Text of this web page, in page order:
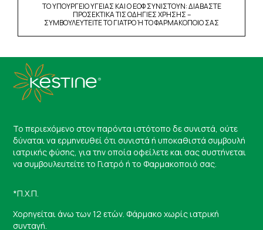
ΤΟ ΥΠΟΥΡΓΕΙΟ ΥΓΕΙΑΣ ΚΑΙ Ο ΕΟΦ ΣΥΝΙΣΤΟΥΝ: ΔΙΑΒΑΣΤΕ
ΠΡΟΣΕΚΤΙΚΑ ΤΙΣ ΟΔΗΓΙΕΣ ΧΡΗΣΗΣ –
ΣΥΜΒΟΥΛΕΥΤΕΙΤΕ ΤΟ ΓΙΑΤΡΟ Ή ΤΟ ΦΑΡΜΑΚΟΠΟΙΟ ΣΑΣ
Το περιεχόμενο στον παρόντα ιστότοπο δε συνιστά, ούτε
δύναται να ερμηνευθεί ότι συνιστά ή υποκαθιστά συμβουλή
ιατρικής φύσης, για την οποία οφείλετε και σας συστήνεται
να συμβουλευτείτε το Γιατρό ή το Φαρμακοποιό σας.
*Π.Χ.Π.
Χορηγείται άνω των 12 ετών. Φάρμακο χωρίς ιατρική
συνταγή.